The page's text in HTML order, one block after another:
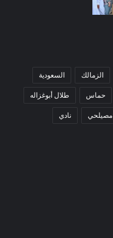
الزمالك السعودية
حماس طلال أبوغزاله
مصيلحي نادي